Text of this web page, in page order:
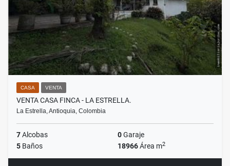
CASA VENTA
VENTA CASA FINCA - LA ESTRELLA.
La Estrella, Antioquia, Colombia
7Alcobas 0Garaje
5 Baños 18966Área m2